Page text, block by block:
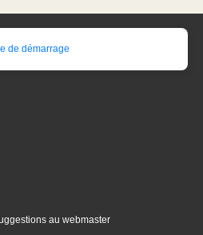
de démarrage
au webmaster